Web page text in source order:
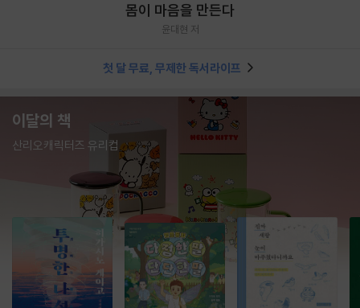
몸이 마음을 만든다
윤대현 저
첫 달 무료, 무제한 독서라이프
이달의 책
산리오캐릭터즈 유리컵